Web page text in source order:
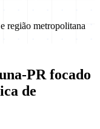
região metropolitana
PR focado
de